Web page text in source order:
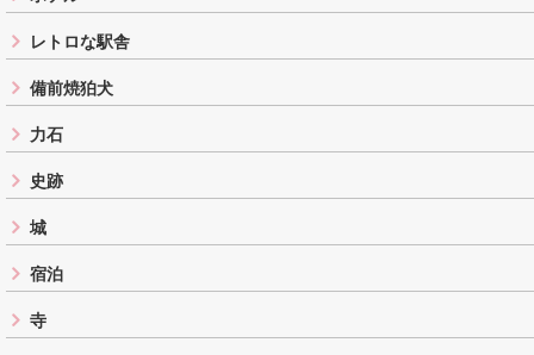
レトロな駅舎
備前焼狛犬
力石
史跡
城
宿泊
寺